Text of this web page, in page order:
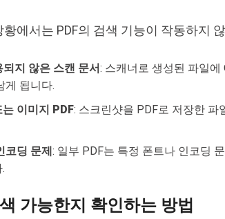
에서는 PDF의 검색 기능이 작동하지
되지 않은 스캔 문서: 스캐너로 생성된 파일에
게 됩니다.
이미지 PDF: 스크린샷을 PDF로 저장한 파
코딩 문제: 일부 PDF는 특정 폰트나 인코딩
가능한지 확인하는 방법